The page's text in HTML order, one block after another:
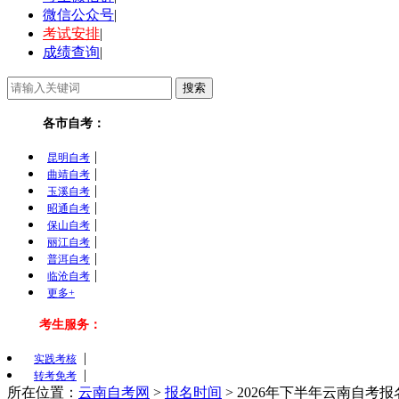
微信公众号|
考试安排|
成绩查询|
各市自考：
昆明自考 |
曲靖自考 |
玉溪自考 |
昭通自考 |
保山自考 |
丽江自考 |
普洱自考 |
临沧自考 |
更多+
考生服务：
实践考核 |
转考免考
|
所在位置： 云南自考网 > 报名时间 > 2026年下半年云南自考报